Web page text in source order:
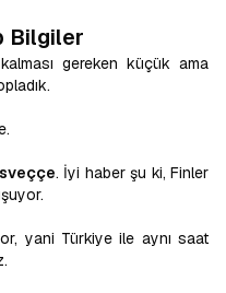
Bilgiler
gereken küçük ama
. İyi haber şu ki, Finler
yani Türkiye ile aynı saat